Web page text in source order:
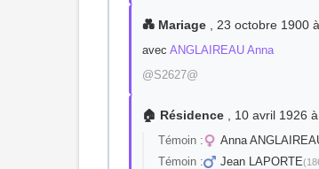
💑 Mariage , 23 octobre 1900
avec ANGLAIREAU Anna
@S2627@
🏠 Résidence , 10 avril 1926
Témoin : Anna
Témoin :
Jean LAPORTE